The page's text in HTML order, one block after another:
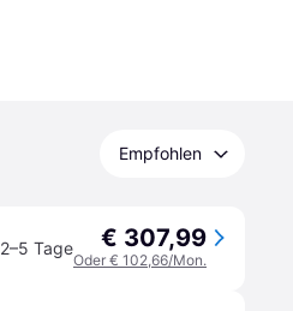
Empfohlen
2–5 Tage € 307,99
Oder € 102,66/Mon.